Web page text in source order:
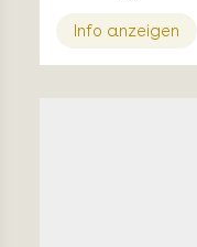
Info anzeigen